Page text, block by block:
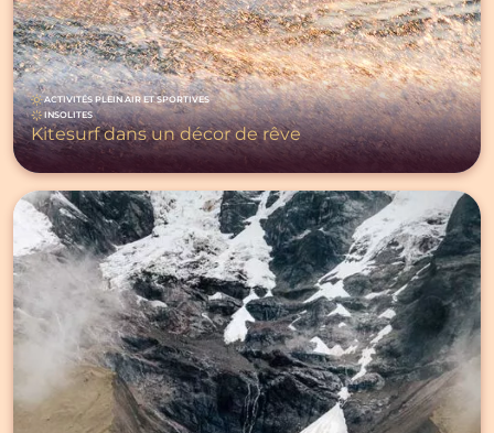
ACTIVITÉS PLEIN AIR ET SPORTIVES
INSOLITES
Kitesurf dans un décor de rêve